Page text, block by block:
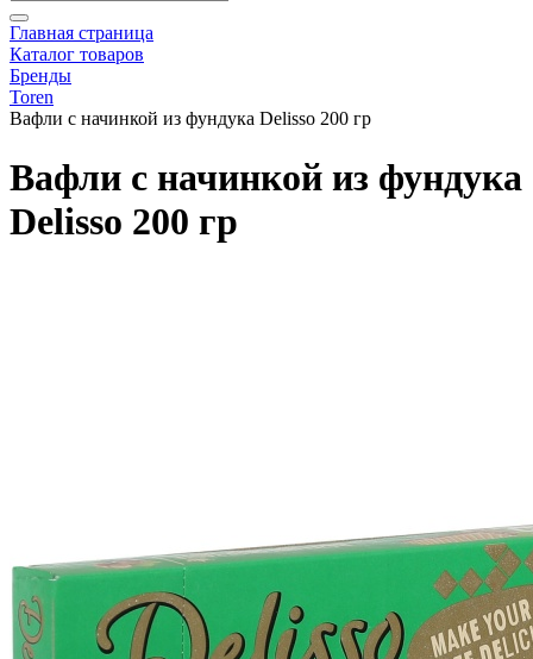
Главная страница
Каталог товаров
Бренды
Toren
Вафли с начинкой из фундука Delisso 200 гр
Вафли с начинкой из фундука
Delisso 200 гр